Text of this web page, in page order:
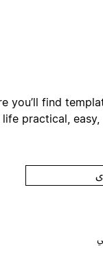
Here you’ll find
life practical,